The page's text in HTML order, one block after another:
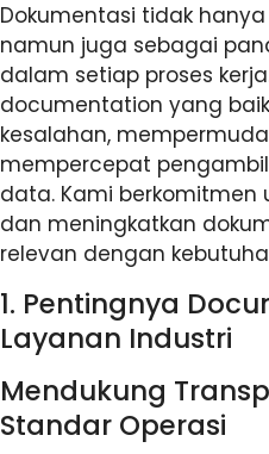
Dokumentasi tidak
namun juga sebagai
dalam setiap proses
documentation yang
kesalahan,
mempercepat
data. Kami berkomitmen
dan meningkatkan
relevan dengan
1. Pentingnya
Layanan Industri
Mendukung
Standar Operasi